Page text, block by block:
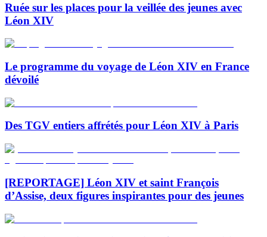
Ruée sur les places pour la veillée des jeunes avec
Léon XIV
Le programme du voyage de Léon XIV en France
dévoilé
Des TGV entiers affrétés pour Léon XIV à Paris
[REPORTAGE] Léon XIV et saint François
d’Assise, deux figures inspirantes pour des jeunes